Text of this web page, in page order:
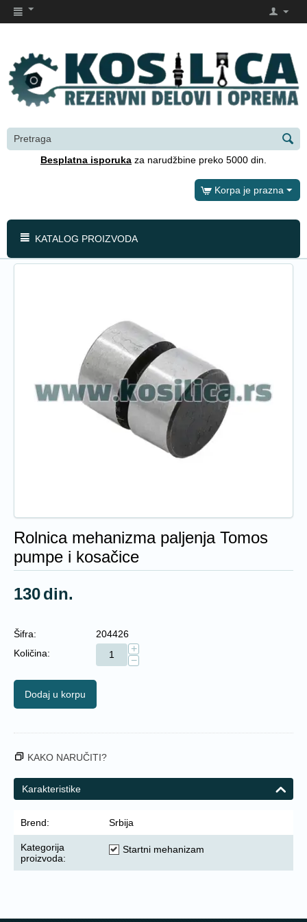
Besplatna isporuka za narudžbine preko 5000 din.
Korpa je prazna
KATALOG PROIZVODA
Rolnica mehanizma paljenja Tomos
pumpe i kosačice
130din.
Šifra:
204426
Količina:
+
−
Dodaj u korpu
KAKO NARUČITI?
Karakteristike
Brend: Srbija
Kategorija
proizvoda:
Startni mehanizam